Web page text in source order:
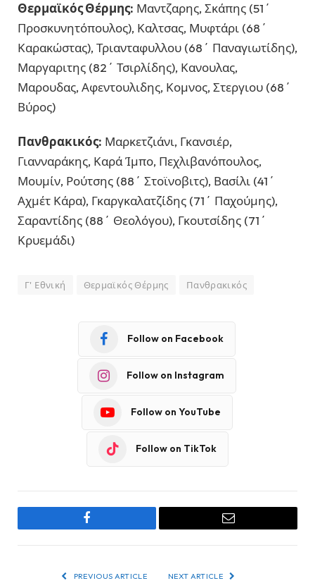
Θερμαϊκός Θέρμης: Μαντζαρης, Σκάπης (51΄
Προσκυνητόπουλος), Καλτσας, Μυφτάρι (68΄
Καρακώστας), Τριανταφυλλου (68΄ Παναγιωτίδης),
Μαργαριτης (82΄ Τσιρλίδης), Κανουλας,
Μαρουδας, Αφεντουλιδης, Κομνος, Στεργιου (68΄
Βύρος)
Πανθρακικός: Μαρκετζιάνι, Γκανσιέρ,
Γιανναράκης, Καρά Ίμπο, Πεχλιβανόπουλος,
Μουμίν, Ρούτσης (88΄ Στοϊνοβιτς), Βασίλι (41΄
Αχμέτ Κάρα), Γκαργκαλατζίδης (71΄ Παχούμης),
Σαραντίδης (88΄ Θεολόγου), Γκουτσίδης (71΄
Κρυεμάδι)
Γ' Εθνική Θερμαϊκός Θέρμης Πανθρακικός
Follow on Facebook
Follow on Instagram
Follow on YouTube
Follow on TikTok
Facebook Email
PREVIOUS ARTICLE NEXT ARTICLE